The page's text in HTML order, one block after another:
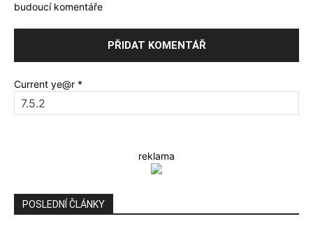
budoucí komentáře
Current ye@r *
reklama
POSLEDNÍ ČLÁNKY